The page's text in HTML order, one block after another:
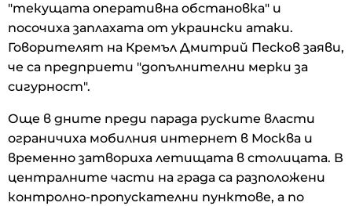
"текущата оперативна обстановка" и
посочиха заплахата от украински атаки.
Говорителят на Кремъл Дмитрий Песков заяви,
че са предприети "допълнителни мерки за
сигурност".
Още в дните преди парада руските власти
ограничиха мобилния интернет в Москва и
временно затвориха летищата в столицата. В
централните части на града са разположени
контролно-пропускателни пунктове, а по